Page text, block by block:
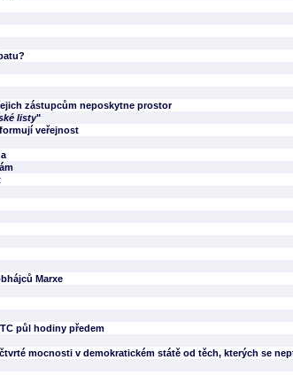
zástupcům neposkytne prostor
listy"
veřejnost
Marxe
půl hodiny předem
mocnosti v demokratickém státě od těch, kterých se